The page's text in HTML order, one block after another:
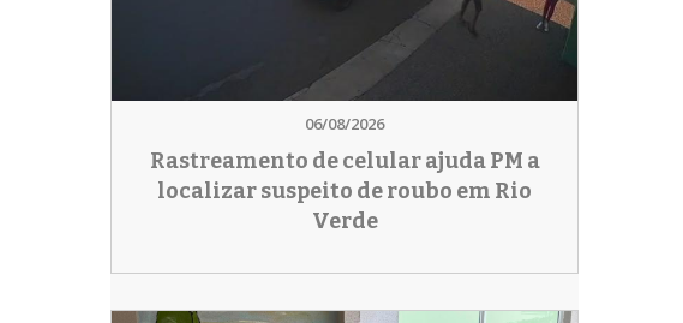
06/08/2026
Rastreamento de celular ajuda PM a
localizar suspeito de roubo em Rio
Verde